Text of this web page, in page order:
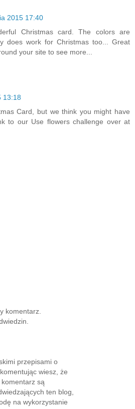
2015 17:40
Christmas card. The colors are
does work for Christmas too... Great
your site to see more...
13:18
Card, but we think you might have
to our Use flowers challenge over at
komentarz.
przepisami o
wiesz, że
są
ten blog,
na wykorzystanie